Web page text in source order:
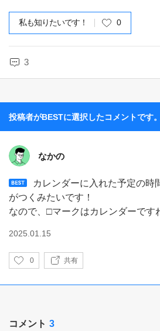
私も知りたいです！ 0
3
投稿者がBESTに選択したコメントです。
なかの
カレンダーに入れた予定の時
がつくみたいです！
なので、□マークはカレンダーです
2025.01.15
い
0 共有
コメント 3